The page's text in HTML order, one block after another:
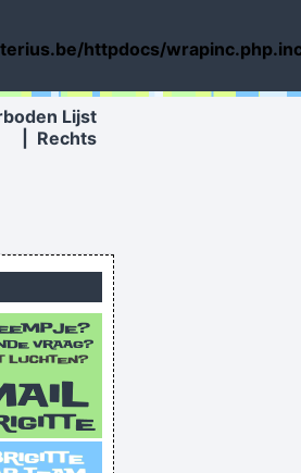
httpdocs/
Lijst
Rechts